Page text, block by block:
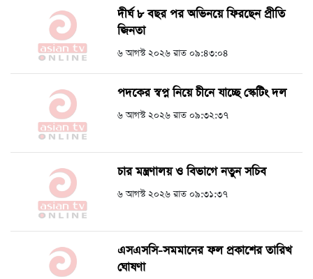
দীর্ঘ ৮ বছর পর অভিনয়ে ফিরছেন প্রীতি
জিনতা
৬ আগস্ট ২০২৬ রাত ০৯:৪৩:০৪
পদকের স্বপ্ন নিয়ে চীনে যাচ্ছে স্কেটিং দল
৬ আগস্ট ২০২৬ রাত ০৯:৩২:৩৭
চার মন্ত্রণালয় ও বিভাগে নতুন সচিব
৬ আগস্ট ২০২৬ রাত ০৯:৩১:৩৭
এসএসসি-সমমানের ফল প্রকাশের তারিখ
ঘোষণা